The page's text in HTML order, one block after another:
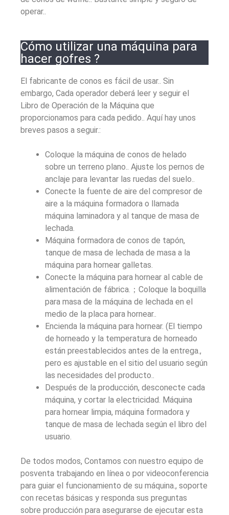
operar..
Cómo utilizar una máquina para
hacer gofres ?
El fabricante de conos es fácil de usar.. Sin
embargo, Cada operador deberá leer y seguir el
Libro de Operación de la Máquina que
proporcionamos para cada pedido.. Aquí hay unos
breves pasos a seguir.:
Coloque la máquina de conos de helado
sobre un terreno plano.. Ajuste los pernos de
anclaje para levantar las ruedas del suelo..
Conecte la fuente de aire del compresor de
aire a la máquina formadora o llamada
máquina laminadora y al tanque de masa de
lechada.
Máquina formadora de conos de tapón,
tanque de masa de lechada de masa a la
máquina para hornear galletas.
Conecte la máquina para hornear al cable de
alimentación de fábrica.；Coloque la boquilla
para masa de la máquina de lechada en el
medio de la placa para hornear..
Encienda la máquina para hornear. (El tiempo
de horneado y la temperatura de horneado
están preestablecidos antes de la entrega.,
pero es ajustable en el sitio del usuario según
las necesidades del producto..
Después de la producción, desconecte cada
máquina, y cortar la electricidad. Máquina
para hornear limpia, máquina formadora y
tanque de masa de lechada según el libro del
usuario.
De todos modos, Contamos con nuestro equipo de
posventa trabajando en línea o por videoconferencia
para guiar el funcionamiento de su máquina., soporte
con recetas básicas y responda sus preguntas
sobre producción para asegurarse de ejecutar esta